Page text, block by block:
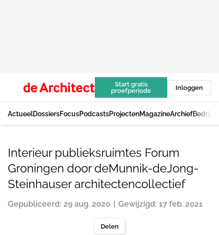
Start gratis
proefperiode
Inloggen
ActueelDossiersFocusPodcastsProjectenMagazineArchief
Interieur publieksruimtes Forum
Groningen door deMunnik-deJong-
Steinhauser architectencollectief
Gepubliceerd: 29 aug. 2020 Gewijzigd: 17 feb. 2021
Delen